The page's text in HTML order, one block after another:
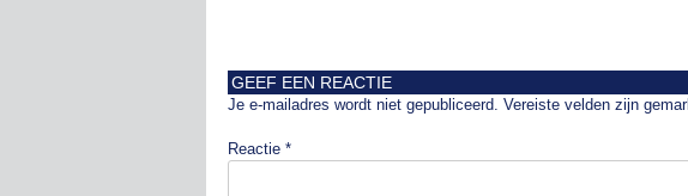
GEEF EEN REACTIE
Je e-mailadres wordt niet gepubliceerd. Vereiste velden zijn
Reactie *